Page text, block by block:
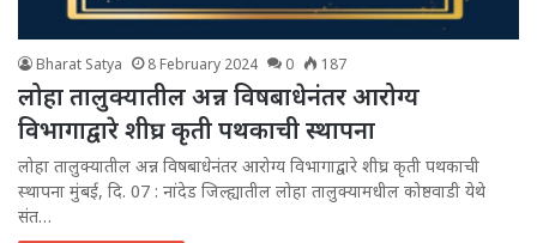
Bharat Satya 8 February 2024 0 187
लोहा तालुक्यातील अन्न विषबाधेनंतर आरोग्य
विभागाद्वारे शीघ्र कृती पथकाची स्थापना
लोहा तालुक्यातील अन्न विषबाधेनंतर आरोग्य विभागाद्वारे शीघ्र कृती पथकाची
स्थापना मुंबई, दि. 07 : नांदेड जिल्ह्यातील लोहा तालुक्यामधील कोष्ठवाडी येथे
संत…